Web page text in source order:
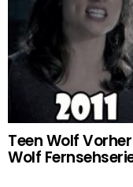
Teen Wolf
Wolf